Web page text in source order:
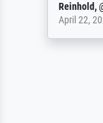
Reinhold,
April 22,